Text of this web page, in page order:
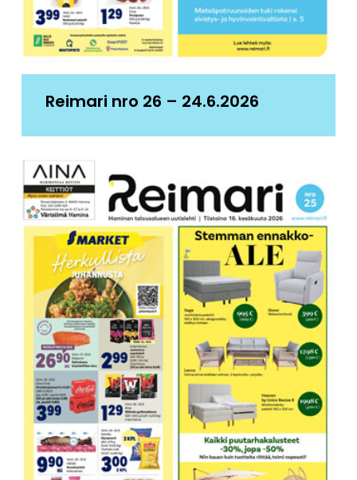
Reimari nro 26 – 24.6.2026